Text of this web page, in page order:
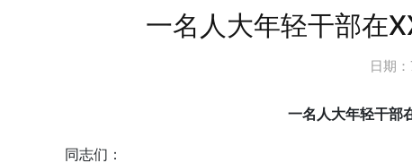
一名人大年轻干部在
日期：
一名人大年轻干部
同志们：